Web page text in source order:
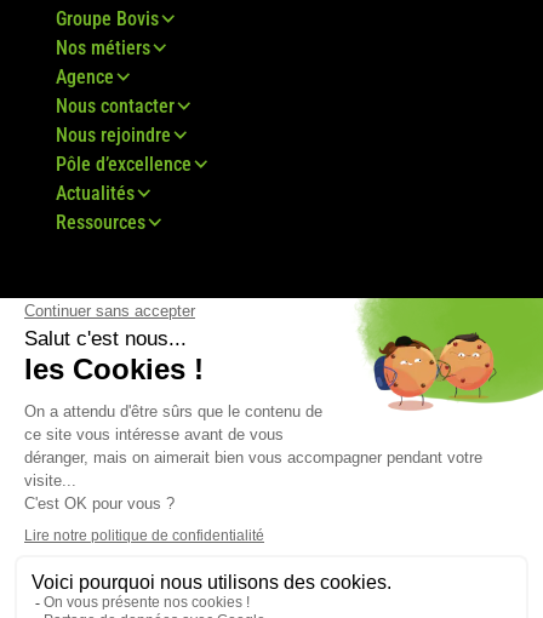
Groupe Bovis
Nos métiers
Agence
Nous contacter
Nous rejoindre
Pôle d’excellence
Actualités
Ressources
© Groupe Bovis 2024 - Mentions légales
-Plan du site CGV